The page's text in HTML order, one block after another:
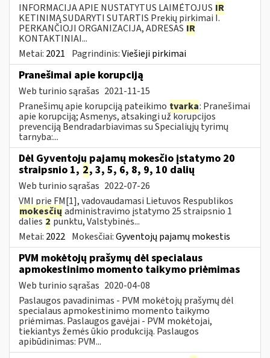
INFORMACIJA APIE NUSTATYTUS LAIMĖTOJUS IR
KETINIMĄ SUDARYTI SUTARTIS Prekių pirkimai I.
PERKANČIOJI ORGANIZACIJA, ADRESAS IR
KONTAKTINIAI...
Metai: 2021 Pagrindinis:Viešieji pirkimai
Pranešimai apie korupciją
Web turinio sąrašas 2021-11-15
Pranešimų apie korupciją pateikimo tvarka: Pranešimai
apie korupciją; Asmenys, atsakingi už korupcijos
prevenciją Bendradarbiavimas su Specialiųjų tyrimų
tarnyba:...
Dėl Gyventojų pajamų mokesčio įstatymo 20
straipsnio 1, 2, 3, 5, 6, 8, 9, 10 dalių
Web turinio sąrašas 2022-07-26
VMI prie FM[1], vadovaudamasi Lietuvos Respublikos
mokesčių administravimo įstatymo 25 straipsnio 1
dalies2punktu, Valstybinės...
Metai: 2022 Mokesčiai:Gyventojų pajamų mokestis
PVM mokėtojų prašymų dėl specialaus
apmokestinimo momento taikymo priėmimas
Web turinio sąrašas 2020-04-08
Paslaugos pavadinimas - PVM mokėtojų prašymų dėl
specialaus apmokestinimo momento taikymo
priėmimas. Paslaugos gavėjai - PVM mokėtojai,
tiekiantys žemės ūkio produkciją. Paslaugos
apibūdinimas: PVM...